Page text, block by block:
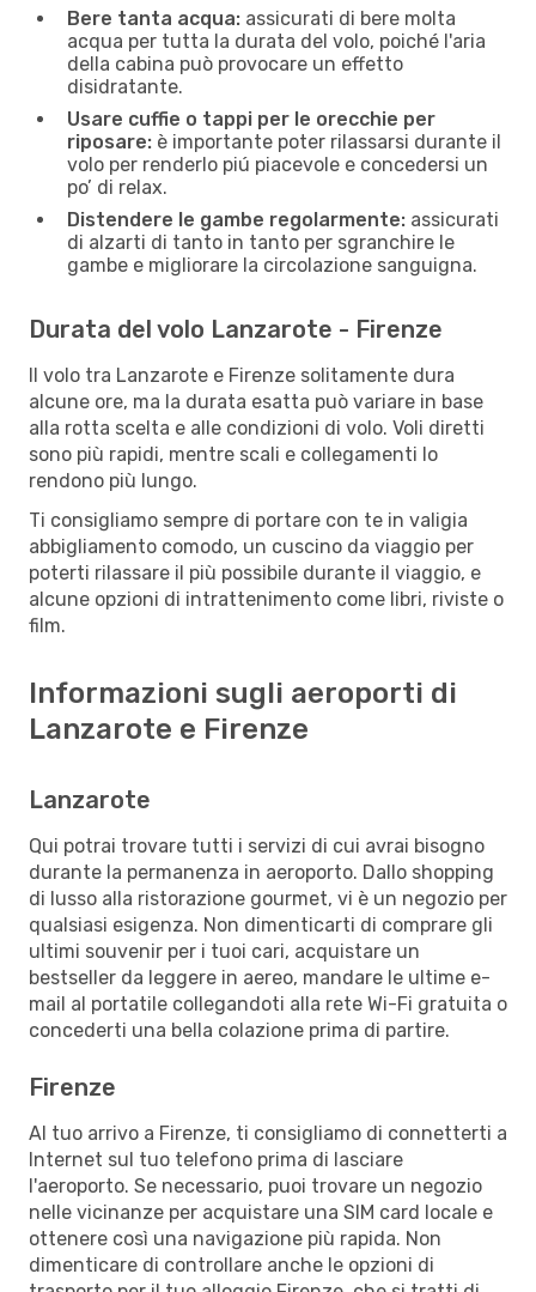
Bere tanta acqua: assicurati di bere molta
acqua per tutta la durata del volo, poiché l'aria
della cabina può provocare un effetto
disidratante.
Usare cuffie o tappi per le orecchie per
riposare: è importante poter rilassarsi durante il
volo per renderlo piú piacevole e concedersi un
po’ di relax.
Distendere le gambe regolarmente: assicurati
di alzarti di tanto in tanto per sgranchire le
gambe e migliorare la circolazione sanguigna.
Durata del volo Lanzarote - Firenze
Il volo tra Lanzarote e Firenze solitamente dura
alcune ore, ma la durata esatta può variare in base
alla rotta scelta e alle condizioni di volo. Voli diretti
sono più rapidi, mentre scali e collegamenti lo
rendono più lungo.
Ti consigliamo sempre di portare con te in valigia
abbigliamento comodo, un cuscino da viaggio per
poterti rilassare il più possibile durante il viaggio, e
alcune opzioni di intrattenimento come libri, riviste o
film.
Informazioni sugli aeroporti di
Lanzarote e Firenze
Lanzarote
Qui potrai trovare tutti i servizi di cui avrai bisogno
durante la permanenza in aeroporto. Dallo shopping
di lusso alla ristorazione gourmet, vi è un negozio per
qualsiasi esigenza. Non dimenticarti di comprare gli
ultimi souvenir per i tuoi cari, acquistare un
bestseller da leggere in aereo, mandare le ultime e-
mail al portatile collegandoti alla rete Wi-Fi gratuita o
concederti una bella colazione prima di partire.
Firenze
Al tuo arrivo a Firenze, ti consigliamo di connetterti a
Internet sul tuo telefono prima di lasciare
l'aeroporto. Se necessario, puoi trovare un negozio
nelle vicinanze per acquistare una SIM card locale e
ottenere così una navigazione più rapida. Non
dimenticare di controllare anche le opzioni di